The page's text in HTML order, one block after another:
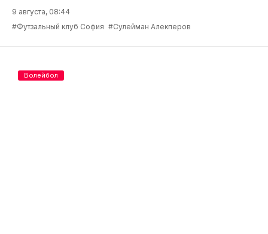
9 августа, 08:44
#Футзальный клуб София #Сулейман Алекперов
Волейбол